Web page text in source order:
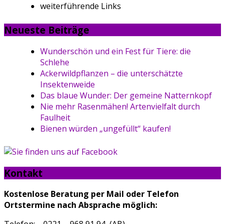
weiterführende Links
Neueste Beiträge
Wunderschön und ein Fest für Tiere: die
Schlehe
Ackerwildpflanzen – die unterschätzte
Insektenweide
Das blaue Wunder: Der gemeine Natternkopf
Nie mehr Rasenmähen! Artenvielfalt durch
Faulheit
Bienen würden „ungefüllt“ kaufen!
Kontakt
Kostenlose Beratung per Mail oder Telefon
Ortstermine nach Absprache möglich: